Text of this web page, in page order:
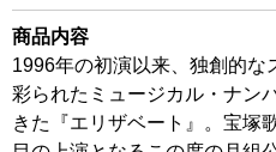
商品内容
1996年の初演以来、独創的な
彩られたミュージカル・ナン
きた『エリザベート』。宝塚